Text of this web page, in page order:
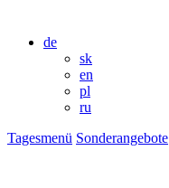
de
sk
en
pl
ru
Tagesmenü Sonderangebote